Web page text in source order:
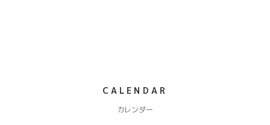
CALENDAR
カレンダー